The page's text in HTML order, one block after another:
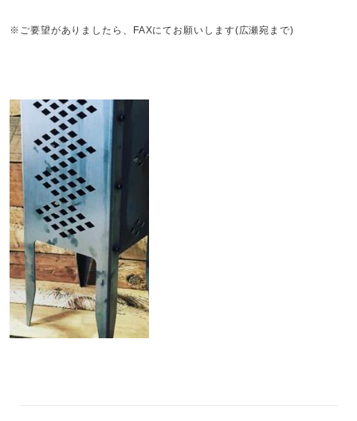
※ご要望がありましたら、FAXにてお願いします(広瀬宛まで)